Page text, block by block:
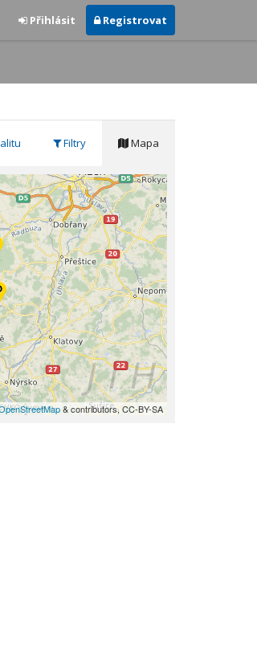
Přihlásit Registrovat
Mapa
Filtry
& contributors, CC-BY-SA